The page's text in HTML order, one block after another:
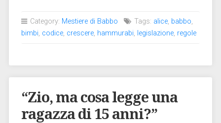
Category: Mestiere di Babbo Tags: alice, babbo,
bimbi, codice, crescere, hammurabi, legislazione, regole
“Zio, ma cosa legge una
ragazza di 15 anni?”